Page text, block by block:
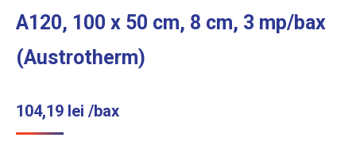
A120, 100 x 50 cm, 8 cm, 3 mp/bax
(Austrotherm)
104,19 lei /bax